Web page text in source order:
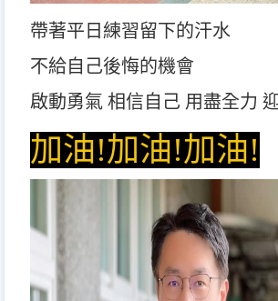
帶著平日練習留下的汗水
不給自己後悔的機會
啟動勇氣 相信自己 用盡全力
加油!加油!加油!